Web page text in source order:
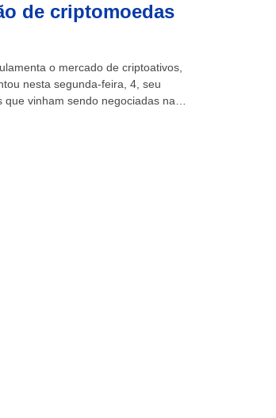
de criptomoedas
o mercado de criptoativos,
nesta segunda-feira, 4, seu
vinham sendo negociadas na